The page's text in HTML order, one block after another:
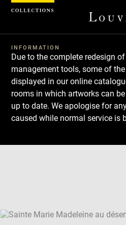
INFORMATION
Due to the complete redesign
management tools, some of
displayed in our online
rooms in which artworks can
up to date. We apologise for
caused while normal service is
SKIP IMAGE CAROUSEL
Download
Next
Previous
Cookies management panel